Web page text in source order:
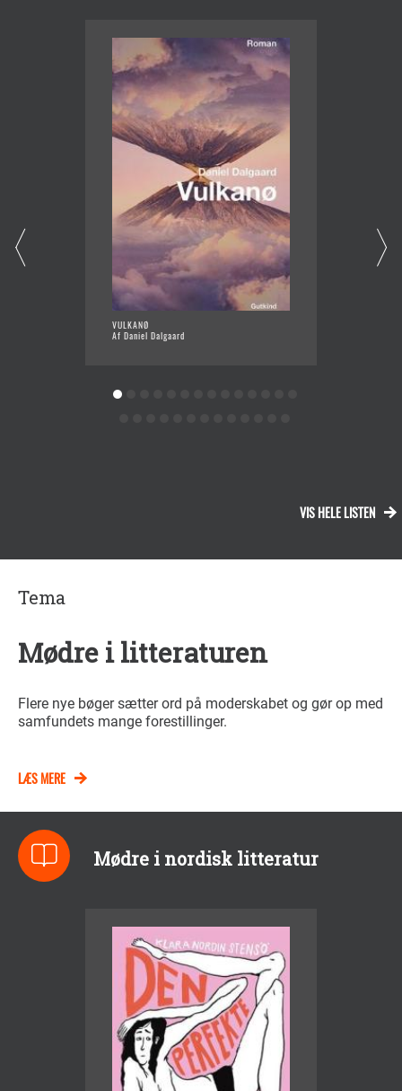
VULKANØ
Af Daniel Dalgaard
VIS HELE LISTEN
Tema
Mødre i litteraturen
Flere nye bøger sætter ord på moderskabet og gør op med
samfundets mange forestillinger.
LÆS MERE
Mødre i nordisk litteratur